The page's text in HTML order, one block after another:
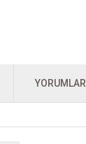
YORUMLAR